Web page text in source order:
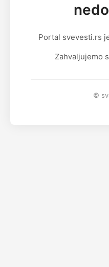
Portal svevesti.rs
Zahvaljujemo
©